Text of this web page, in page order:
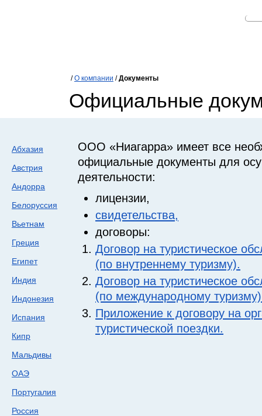
/О компании /Документы
Официальные
Абхазия
Австрия
Андорра
Белоруссия
Вьетнам
Греция
Египет
Индия
Индонезия
Испания
Кипр
Мальдивы
ОАЭ
Португалия
Россия
ООО «Ниагарра» имеет все
официальные документы для
деятельности:
лицензии,
свидетельства,
договоры:
Договор на туристическое
(по внутреннему туризму).
Договор на туристическое
(по международному
Приложение к договору на
туристической поездки.